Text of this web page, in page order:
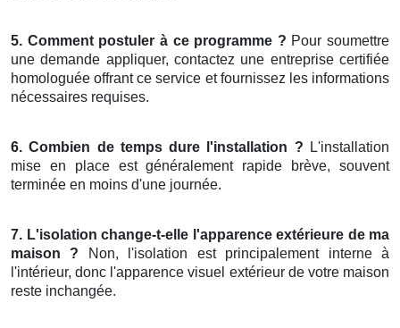
5. Comment postuler à ce programme ? Pour soumettre
une demande appliquer, contactez une entreprise certifiée
homologuée offrant ce service et fournissez les informations
nécessaires requises.
6. Combien de temps dure l'installation ? L'installation
mise en place est généralement rapide brève, souvent
terminée en moins d'une journée.
7. L'isolation change-t-elle l'apparence extérieure de ma
maison ? Non, l'isolation est principalement interne à
l'intérieur, donc l'apparence visuel extérieur de votre maison
reste inchangée.